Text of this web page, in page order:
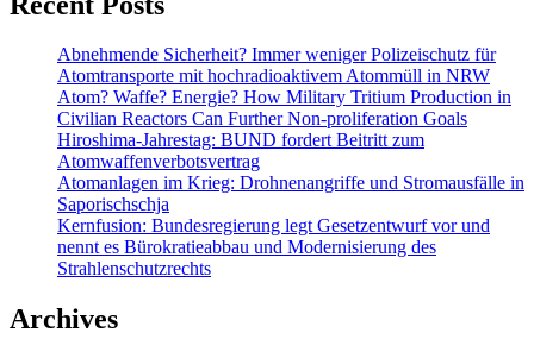
Abnehmende Sicherheit? Immer weniger Polizeischutz für
Atomtransporte mit hochradioaktivem Atommüll in NRW
Atom? Waffe? Energie? How Military Tritium Production in
Civilian Reactors Can Further Non-proliferation Goals
Hiroshima-Jahrestag: BUND fordert Beitritt zum
Atomwaffenverbotsvertrag
Atomanlagen im Krieg: Drohnenangriffe und Stromausfälle in
Saporischschja
Kernfusion: Bundesregierung legt Gesetzentwurf vor und
nennt es Bürokratieabbau und Modernisierung des
Strahlenschutzrechts
Archives